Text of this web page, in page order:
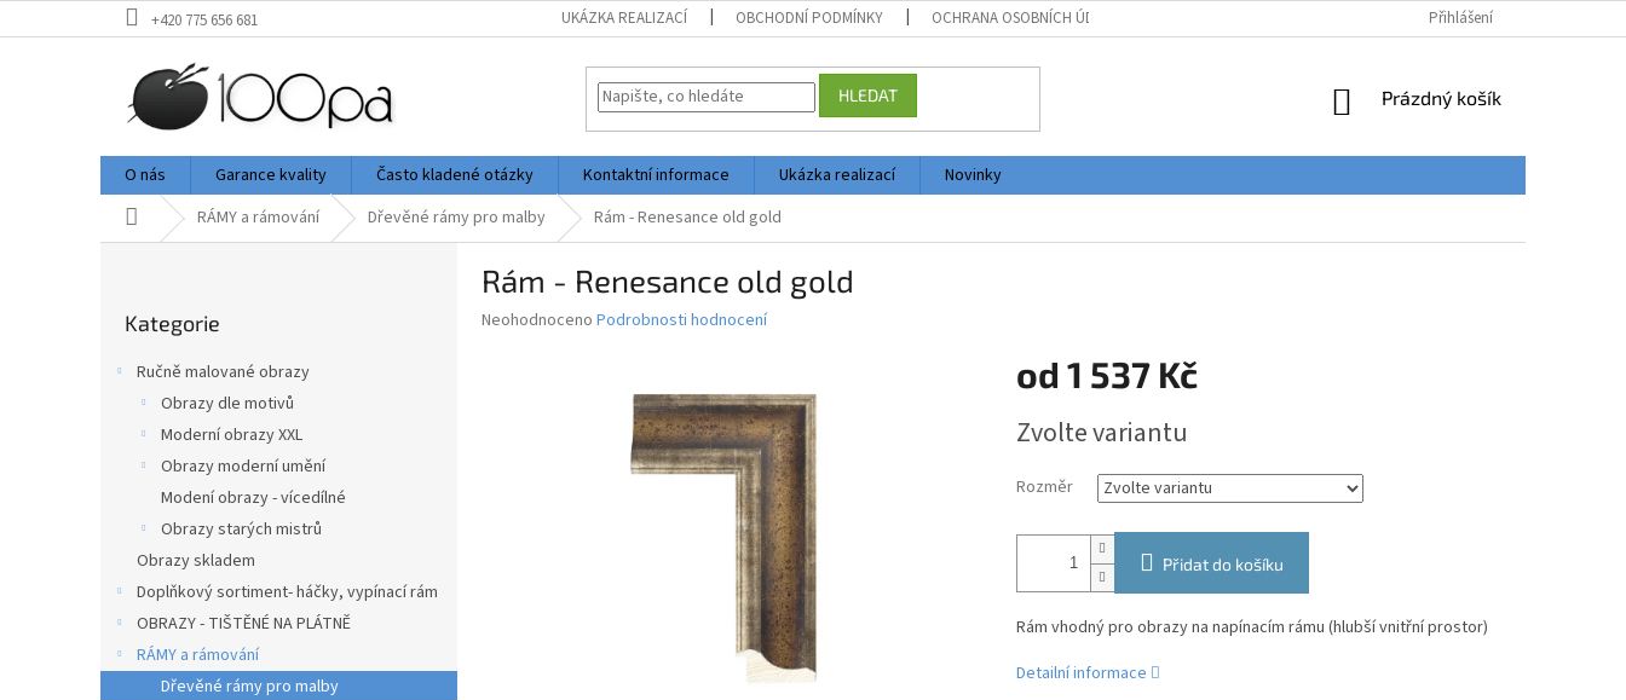
na
+420 775 656 681 UKÁZKA REALIZACÍ OBCHODNÍ PODMÍNKY OCHRANA OSOBNÍCH ÚDAJŮ Přihlášení
HLEDAT
NÁKUPNÍ
Prázdný košík
O nás Garance kvality Často kladené otázky Kontaktní informace Ukázka realizací
Novinky
Domů RÁMY a rámování Dřevěné rámy pro malby Rám - Renesance old gold
kategorie
Kategorie
Ručně malované obrazy
Obrazy dle motivů
Moderní obrazy XXL
Obrazy moderní umění
Modení obrazy - vícedílné
Obrazy starých mistrů
Obrazy skladem
Doplňkový sortiment- háčky, vypínací rám
OBRAZY - TIŠTĚNÉ NA PLÁTNĚ
RÁMY a rámování
Dřevěné rámy pro malby
Rám - Renesance old gold
Průměrné
Neohodnoceno Podrobnosti hodnocení
od 1 537 Kč
cena:
Zvolte variantu
Rozměr
Přidat do košíku
Rám vhodný pro obrazy na napínacím rámu (hlubší vnitřní prostor)
Detailní informace